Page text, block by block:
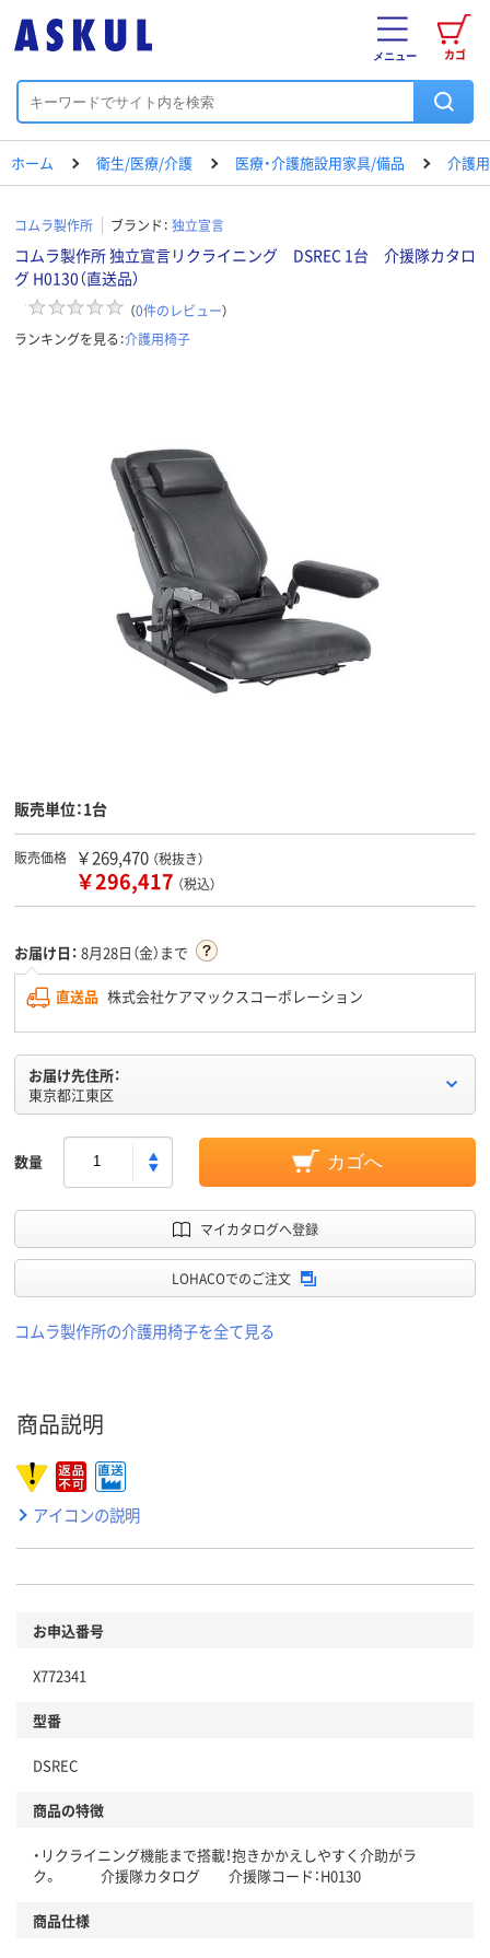
カゴ
メニュー
ホーム 衛生/医療/介護 医療・介護施設用家具/備品 介護
コムラ製作所 ブランド： 独立宣言
コムラ製作所 独立宣言リクライニング DSREC 1台 介援隊カタロ
グ H0130（直送品）
（0件のレビュー）
ランキングを見る：介護用椅子
販売単位：1台
販売価格 ￥269,470 （税抜き）
￥296,417 （税込）
お届け日： 8月28日（金）まで
直送品 株式会社ケアマックスコーポレーション
お届け先住所：
東京都江東区
数量 カゴへ
マイカタログへ登録
LOHACOでのご注文
コムラ製作所の介護用椅子を全て見る
商品説明
アイコンの説明
お申込番号
X772341
型番
DSREC
商品の特徴
・リクライニング機能まで搭載！抱きかかえしやすく介助がラ
ク。 介援隊カタログ 介援隊コード：H0130
商品仕様